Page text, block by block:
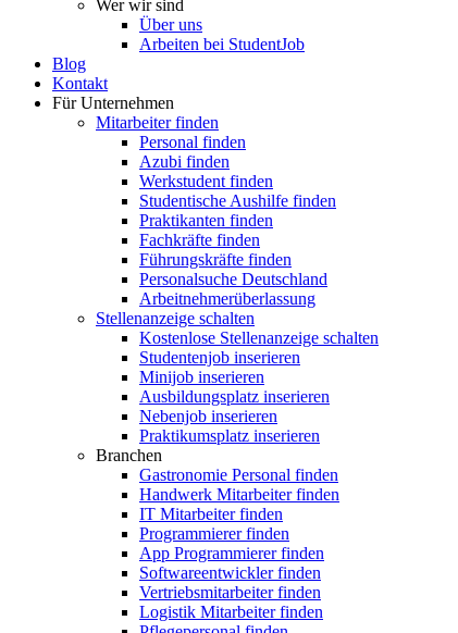
Wer wir sind
Über uns
Arbeiten bei StudentJob
Blog
Kontakt
Für Unternehmen
Mitarbeiter finden
Personal finden
Azubi finden
Werkstudent finden
Studentische Aushilfe finden
Praktikanten finden
Fachkräfte finden
Führungskräfte finden
Personalsuche Deutschland
Arbeitnehmerüberlassung
Stellenanzeige schalten
Kostenlose Stellenanzeige schalten
Studentenjob inserieren
Minijob inserieren
Ausbildungsplatz inserieren
Nebenjob inserieren
Praktikumsplatz inserieren
Branchen
Gastronomie Personal finden
Handwerk Mitarbeiter finden
IT Mitarbeiter finden
Programmierer finden
App Programmierer finden
Softwareentwickler finden
Vertriebsmitarbeiter finden
Logistik Mitarbeiter finden